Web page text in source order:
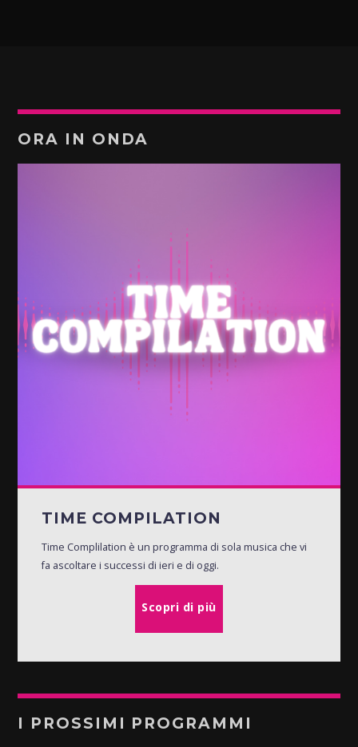
ORA IN ONDA
TIME COMPILATION
Time Complilation è un programma di sola musica che vi
fa ascoltare i successi di ieri e di oggi.
Scopri di più
I PROSSIMI PROGRAMMI